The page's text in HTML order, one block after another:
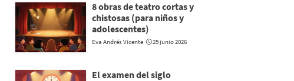
8 obras de teatro cortas y
chistosas (para niños y
adolescentes)
Eva Andrés Vicente 25 junio 2026
El examen del siglo